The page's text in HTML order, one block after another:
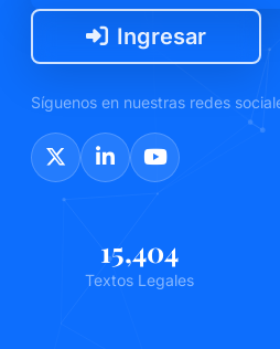
Ingresar
Síguenos en nuestras redes
15,404
Textos Legales